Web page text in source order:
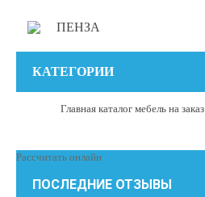
ПЕНЗА
КАТЕГОРИИ
Главная каталог мебель на заказ
Рассчитать онлайн
ПОСЛЕДНИЕ ОТЗЫВЫ